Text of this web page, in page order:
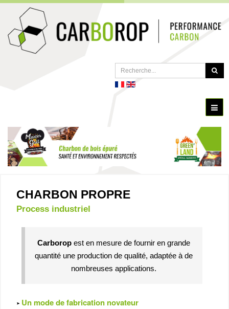
CHARBON PROPRE
Process industriel
Carborop est en mesure de fournir en grande
quantité une production de qualité, adaptée à de
nombreuses applications.
Un mode de fabrication novateur